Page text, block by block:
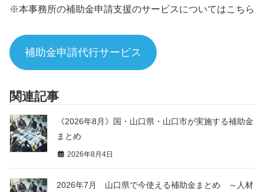
※本事務所の補助金申請支援のサービスについてはこちら
補助金申請代行サービス
関連記事
《2026年8月》国・山口県・山口市が実施する補助金
まとめ
2026年8月4日
2026年7月 山口県で今使える補助金まとめ ～人材